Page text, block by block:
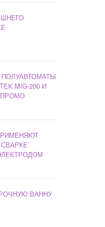
MIG-200 И
ПРОМО
ВАННУ